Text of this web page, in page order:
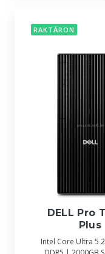
RAKTÁRON
DELL Pro
Plus
Intel Core Ultra 5